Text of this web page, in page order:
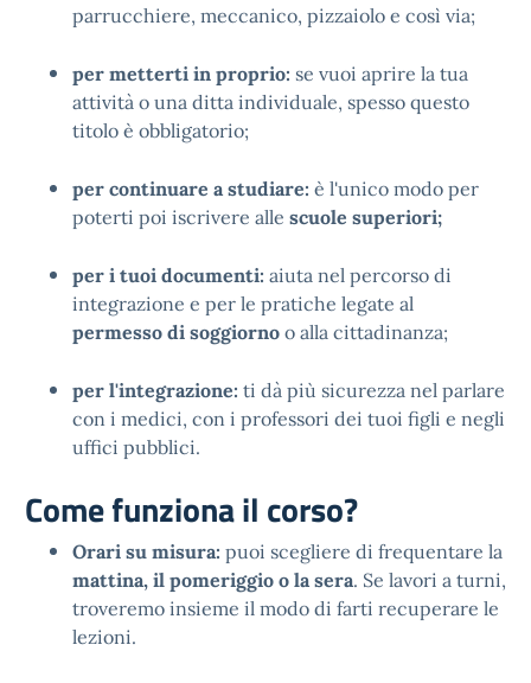
parrucchiere, meccanico, pizzaiolo e così via;
per metterti in proprio: se vuoi aprire la tua
attività o una ditta individuale, spesso questo
titolo è obbligatorio;
per continuare a studiare: è l'unico modo per
poterti poi iscrivere alle scuole superiori;
per i tuoi documenti: aiuta nel percorso di
integrazione e per le pratiche legate al
permesso di soggiorno o alla cittadinanza;
per l'integrazione: ti dà più sicurezza nel parlare
con i medici, con i professori dei tuoi figli e negli
uffici pubblici.
Come funziona il corso?
Orari su misura: puoi scegliere di frequentare la
mattina, il pomeriggio o la sera. Se lavori a turni,
troveremo insieme il modo di farti recuperare le
lezioni.